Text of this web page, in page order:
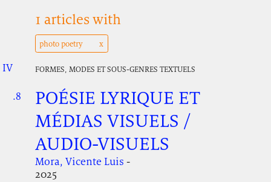
1 articles with
photo poetry
IV. FORMES, MODES ET SOUS-GENRES TEXTUELS
.8
POÉSIE LYRIQUE ET
MÉDIAS VISUELS /
AUDIO-VISUELS
Mora, Vicente Luis -
2025